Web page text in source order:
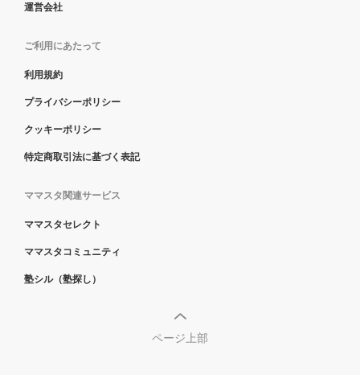
運営会社
ご利用にあたって
利用規約
プライバシーポリシー
クッキーポリシー
特定商取引法に基づく表記
ママスタ関連サービス
ママスタセレクト
ママスタコミュニティ
塾シル（塾探し）
ページ上部